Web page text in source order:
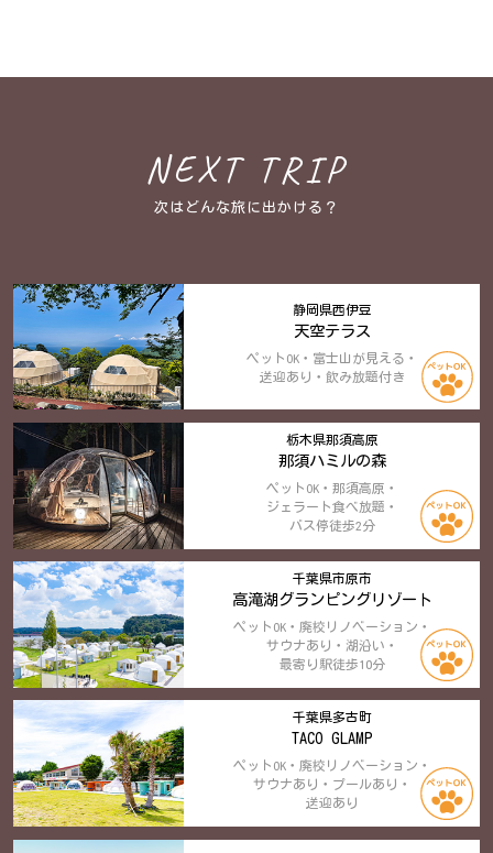
NEXT TRIP
次はどんな旅に出かける？
静岡県西伊豆
天空テラス
ペットOK・富士山が見える・
送迎あり・飲み放題付き
栃木県那須高原
那須ハミルの森
ペットOK・那須高原・
ジェラート食べ放題・
バス停徒歩2分
千葉県市原市
高滝湖グランピングリゾート
ペットOK・廃校リノベーション・
サウナあり・湖沿い・
最寄り駅徒歩10分
千葉県多古町
TACO GLAMP
ペットOK・廃校リノベーション・
サウナあり・プールあり・
送迎あり